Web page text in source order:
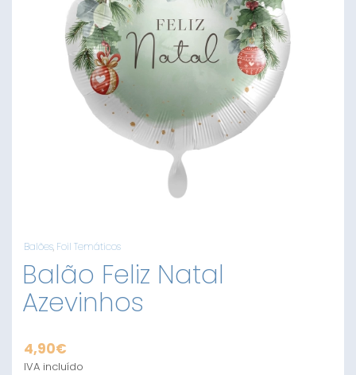
Balões, Foil Temáticos
Balão Feliz Natal
Azevinhos
4,90€
IVA incluído